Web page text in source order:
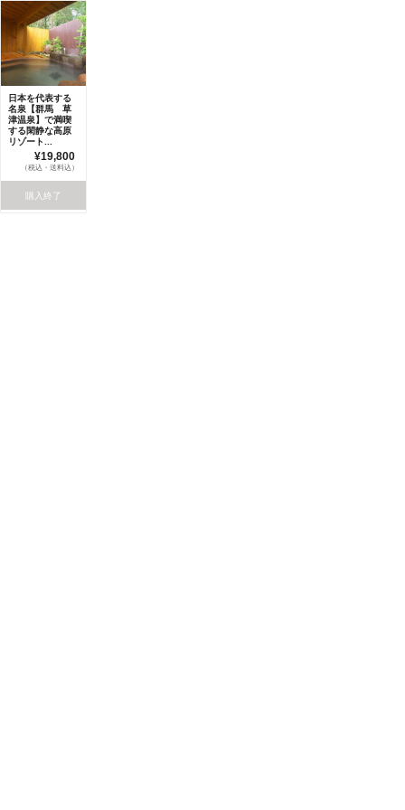
日本を代表する
名泉【群馬 草
津温泉】で満喫
する閑静な高原
リゾート...
¥19,800
（税込・送料込）
購入終了